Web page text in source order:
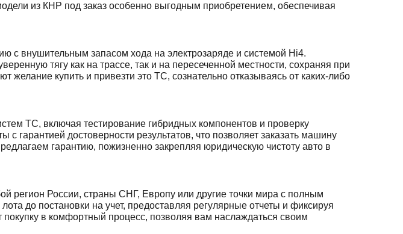
из КНР под заказ особенно выгодным приобретением, обеспечивая
с внушительным запасом хода на электрозаряде и системой Hi4.
тягу как на трассе, так и на пересеченной местности, сохраняя при
купить и привезти это ТС, сознательно отказываясь от каких-либо
ТС, включая тестирование гибридных компонентов и проверку
гарантией достоверности результатов, что позволяет заказать машину
гарантию, пожизненно закрепляя юридическую чистоту авто в
регион России, страны СНГ, Европу или другие точки мира с полным
до постановки на учет, предоставляя регулярные отчеты и фиксируя
в комфортный процесс, позволяя вам наслаждаться своим